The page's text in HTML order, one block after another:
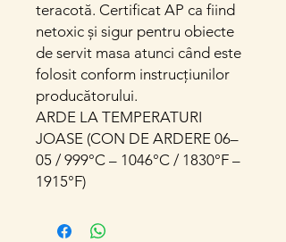
teracotă. Certificat AP ca fiind
netoxic și sigur pentru obiecte
de servit masa atunci când este
folosit conform instrucțiunilor
producătorului.
ARDE LA TEMPERATURI
JOASE (CON DE ARDERE 06–
05 / 999°C – 1046°C / 1830°F –
1915°F)